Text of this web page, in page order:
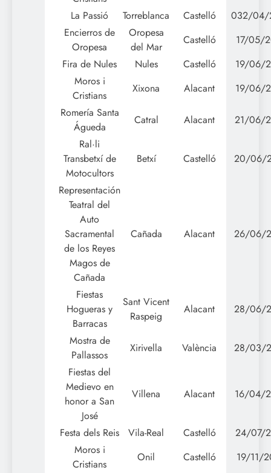
La Passió
Torreblanca Castelló
032/04/
Encierros de
Oropesa
Oropesa
del Mar
Castelló
17/05/
Fira de Nules
Nules Castelló
19/06/
Moros i
Cristians
Xixona Alacant
19/06/
Romería Santa
Águeda
Catral Alacant
21/06/
Ral·li
Transbetxí de
Motocultors
Betxí Castelló 20/06/
Representación
Teatral del
Auto
Sacramental
de los Reyes
Magos de
Cañada
Cañada Alacant 26/06/
Fiestas
Hogueras y
Barracas
Sant Vicent
Raspeig
Alacant 28/06/
Mostra de
Pallassos
Xirivella València
28/03/
Fiestas del
Medievo en
honor a San
José
Villena Alacant 16/04/
Festa dels Reis Vila-Real Castelló
24/07/
Moros i
Cristians
Onil Castelló
19/11/